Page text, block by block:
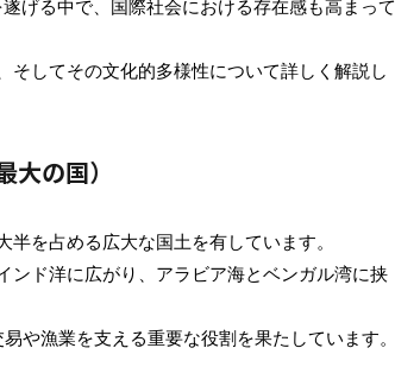
げる中で、国際社会における存在感も高まって
してその文化的多様性について詳しく解説し
の国）
を占める広大な国土を有しています。
ンド洋に広がり、アラビア海とベンガル湾に挟
や漁業を支える重要な役割を果たしています。